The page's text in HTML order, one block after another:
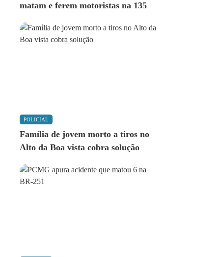
matam e ferem motoristas na 135
POLICIAL
Família de jovem morto a tiros no
Alto da Boa vista cobra solução